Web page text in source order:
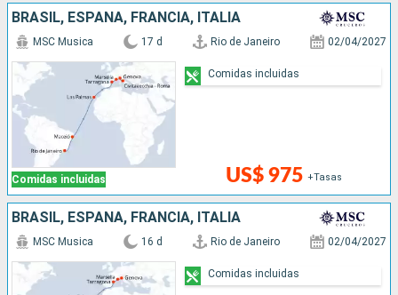
BRASIL, ESPAÑA, FRANCIA, ITALIA
Comidas incluidas
MSC Musica 17 d Rio de Janeiro 02/04/2027
US$ 975 +Tasas
Comidas incluidas
BRASIL, ESPAÑA, FRANCIA, ITALIA
MSC Musica 16 d Rio de Janeiro 02/04/2027
Comidas incluidas